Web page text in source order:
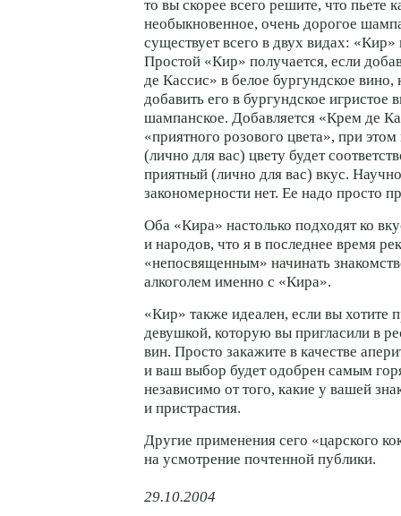
то вы скорее всего решите, что пьете
необыкновенное, очень дорогое
существует всего в двух видах:
Простой «Кир» получается, если
де Кассис» в белое бургундское
добавить его в бургундское игристое
шампанское. Добавляется «Крем де
«приятного розового цвета», при
(лично для вас) цвету будет
приятный (лично для вас) вкус.
закономерности нет. Ее надо просто
Оба «Кира» настолько подходят ко
и народов, что я в последнее время
«непосвященным» начинать
алкоголем именно с «Кира».
«Кир» также идеален, если вы хотите
девушкой, которую вы пригласили в
вин. Просто закажите в качестве
и ваш выбор будет одобрен самым
независимо от того, какие у вашей
и пристрастия.
Другие применения сего «царского
на усмотрение почтенной публики.
29.10.2004